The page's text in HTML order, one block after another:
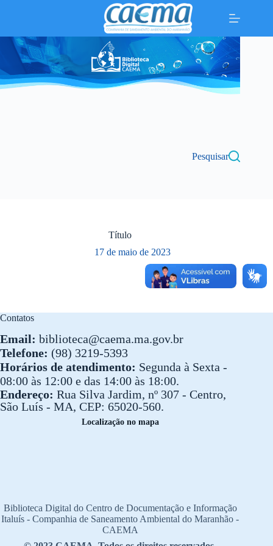
conteúdo
Pesquisar
Título
17 de maio de 2023
Contatos
Email: biblioteca@caema.ma.gov.br
Telefone: (98) 3219-5393
Horários de atendimento: Segunda à Sexta -
08:00 às 12:00 e das 14:00 às 18:00.
Endereço: Rua Silva Jardim, nº 307 - Centro,
São Luís - MA, CEP: 65020-560.
Localização no mapa
Biblioteca Digital do Centro de Documentação e Informação
Italuís - Companhia de Saneamento Ambiental do Maranhão -
CAEMA